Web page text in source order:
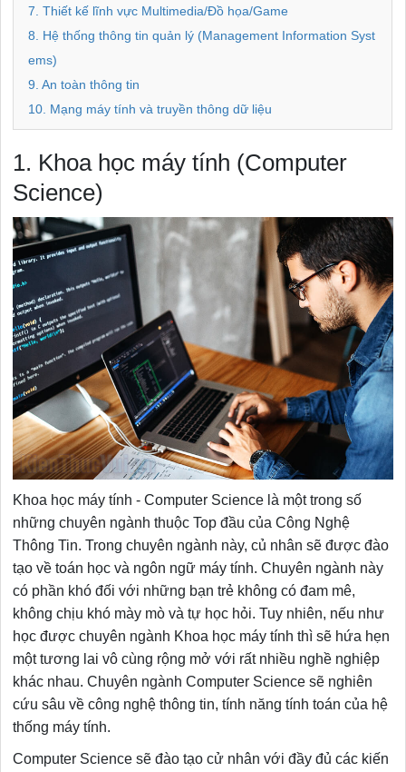
7. Thiết kế lĩnh vực Multimedia/Đồ họa/Game
8. Hệ thống thông tin quản lý (Management Information Syst
ems)
9. An toàn thông tin
10. Mạng máy tính và truyền thông dữ liệu
1. Khoa học máy tính (Computer
Science)
Khoa học máy tính - Computer Science là một trong số
những chuyên ngành thuộc Top đầu của Công Nghệ
Thông Tin. Trong chuyên ngành này, củ nhân sẽ được đào
tạo về toán học và ngôn ngữ máy tính. Chuyên ngành này
có phần khó đối với những bạn trẻ không có đam mê,
không chịu khó mày mò và tự học hỏi. Tuy nhiên, nếu như
học được chuyên ngành Khoa học máy tính thì sẽ hứa hẹn
một tương lai vô cùng rộng mở với rất nhiều nghề nghiệp
khác nhau. Chuyên ngành Computer Science sẽ nghiên
cứu sâu về công nghệ thông tin, tính năng tính toán của hệ
thống máy tính.
Computer Science sẽ đào tạo cử nhân với đầy đủ các kiến